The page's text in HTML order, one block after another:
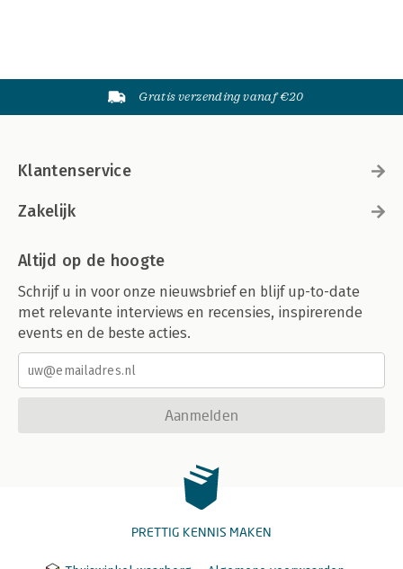
Gratis verzending vanaf €20
Klantenservice
Zakelijk
Altijd op de hoogte
Schrijf u in voor onze nieuwsbrief en blijf up-to-date
met relevante interviews en recensies, inspirerende
events en de beste acties.
Aanmelden
PRETTIG KENNIS MAKEN